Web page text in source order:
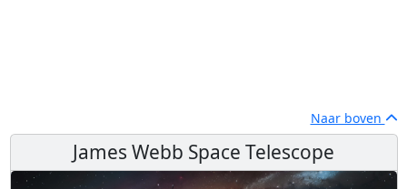
Naar boven
James Webb Space Telescope